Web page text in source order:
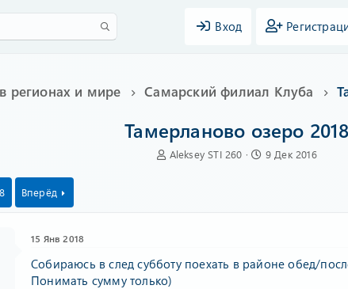
Вход
регионах и мире Самарский филиал Клуба
Тамерланово озеро 2018
А
ы
Aleksey STI 260
Д
л
9 Дек 2016
8 Вперёд
15 Янв 2018
Собираюсь в след субботу поехать в районе обед/
Понимать сумму только)